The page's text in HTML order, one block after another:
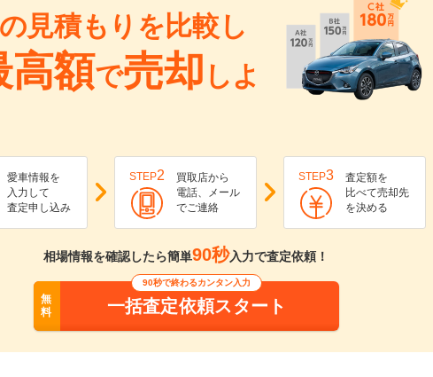
見積もりを比較し
高額で売却 しよ
愛車情報を
入力して
査定申し込み
STEP2
買取店から
電話、メール
でご連絡
STEP3
査定額を
比べて売却先
を決める
相場情報を確認したら簡単90秒入力で査定依頼！
無
料
90秒で終わるカンタン入力
一括査定依頼スタート